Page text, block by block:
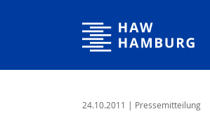
Hamburg University of Applied
24.10.2011 | Pressemitteilung